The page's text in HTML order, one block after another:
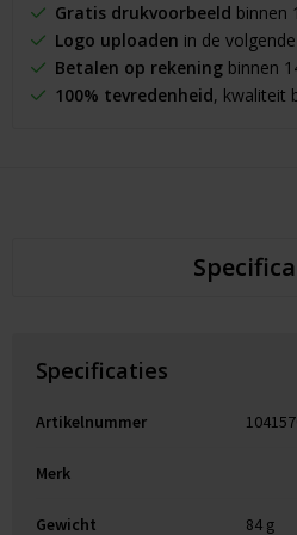
Gratis drukvoorbeeld binnen
Logo uploaden in de
Betalen op rekeningbinnen
100% tevredenheid, kwaliteit
Specificaties
Artikelnummer
Merk
Gewicht 84 g